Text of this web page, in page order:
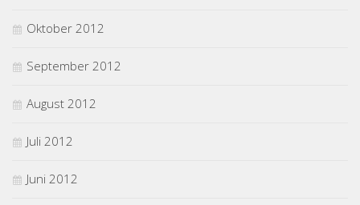
Oktober 2012
September 2012
August 2012
Juli 2012
Juni 2012